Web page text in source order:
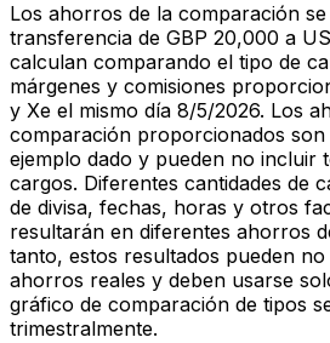
Los ahorros de la comparación
transferencia de GBP 20,000 a
calculan comparando el tipo de
márgenes y comisiones
y Xe el mismo día 8/5/2026. Los
comparación proporcionados
ejemplo dado y pueden no incluir
cargos. Diferentes cantidades de
de divisa, fechas, horas y otros
resultarán en diferentes ahorros
tanto, estos resultados pueden
ahorros reales y deben usarse
gráfico de comparación de tipos
trimestralmente.